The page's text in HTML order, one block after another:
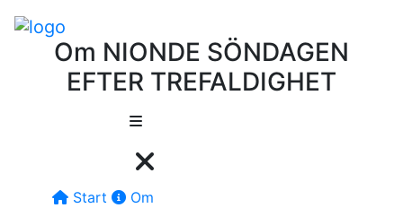
Om NIONDE SÖNDAGEN
EFTER TREFALDIGHET
Start
Om